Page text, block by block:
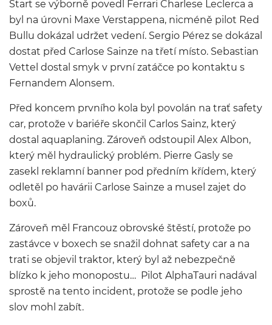
Start se výborně povedl Ferrari Charlese Leclerca a
byl na úrovni Maxe Verstappena, nicméně pilot Red
Bullu dokázal udržet vedení. Sergio Pérez se dokázal
dostat před Carlose Sainze na třetí místo. Sebastian
Vettel dostal smyk v první zatáčce po kontaktu s
Fernandem Alonsem.
Před koncem prvního kola byl povolán na trať safety
car, protože v bariéře skončil Carlos Sainz, který
dostal aquaplaning. Zároveň odstoupil Alex Albon,
který měl hydraulický problém. Pierre Gasly se
zasekl reklamní banner pod předním křídem, který
odletěl po havárii Carlose Sainze a musel zajet do
boxů.
Zároveň měl Francouz obrovské štěstí, protože po
zastávce v boxech se snažil dohnat safety car a na
trati se objevil traktor, který byl až nebezpečně
blízko k jeho monopostu… Pilot AlphaTauri nadával
sprostě na tento incident, protože se podle jeho
slov mohl zabít.